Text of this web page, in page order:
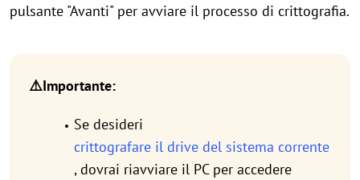
pulsante "Avanti" per avviare il processo di crittografia.
⚠️Importante:
Se desideri
crittografare il drive del sistema corrente
, dovrai riavviare il PC per accedere